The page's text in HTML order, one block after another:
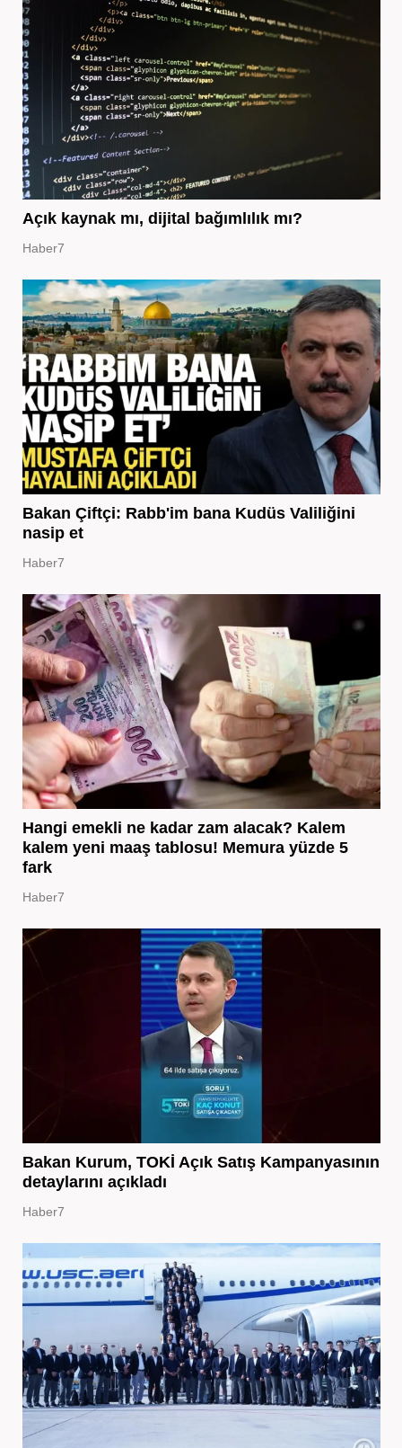
Açık kaynak mı, dijital bağımlılık mı?
Haber7
Bakan Çiftçi: Rabb'im bana Kudüs Valiliğini
nasip et
Haber7
Hangi emekli ne kadar zam alacak? Kalem
kalem yeni maaş tablosu! Memura yüzde 5
fark
Haber7
Bakan Kurum, TOKİ Açık Satış Kampanyasının
detaylarını açıkladı
Haber7